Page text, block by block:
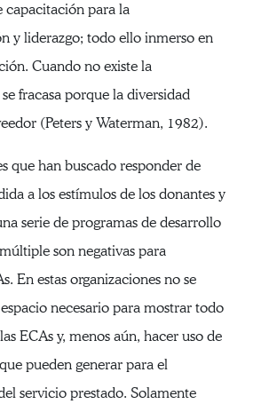
capacitación para la
y liderazgo; todo ello inmerso en
Cuando no existe la
fracasa porque la diversidad
(Peters y Waterman, 1982).
que han buscado responder de
a los estímulos de los donantes y
serie de programas de desarrollo
son negativas para
En estas organizaciones no se
necesario para mostrar todo
ECAs y, menos aún, hacer uso de
pueden generar para el
servicio prestado. Solamente